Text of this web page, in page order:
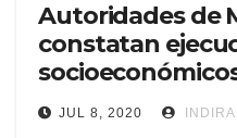
Autoridades de
constatan
(+Audio)
JUL 8, 2020